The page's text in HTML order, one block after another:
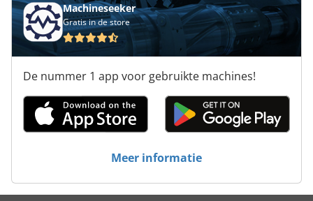
Machineseeker
Gratis in de store
De nummer 1 app voor gebruikte machines!
Meer informatie